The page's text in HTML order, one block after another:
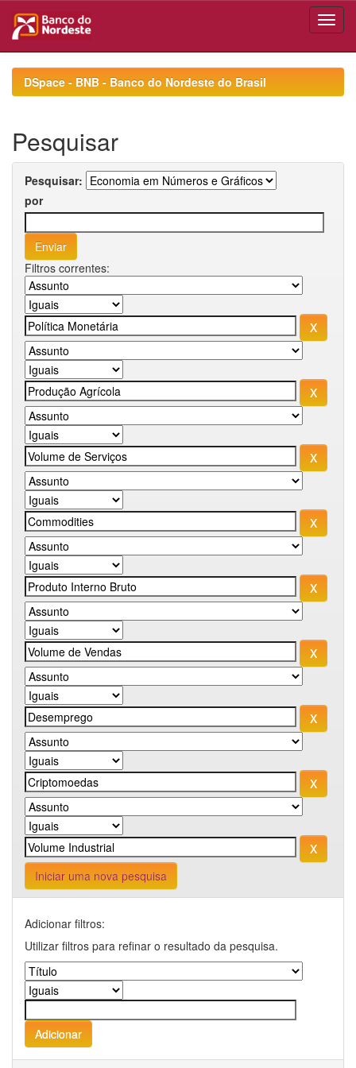
navigationDSpace - BNB - Banco do Nordeste do Brasil
Pesquisar
Pesquisar:
por
Filtros correntes:
Iniciar uma nova pesquisa
Adicionar filtros:
Utilizar filtros para refinar o resultado da pesquisa.